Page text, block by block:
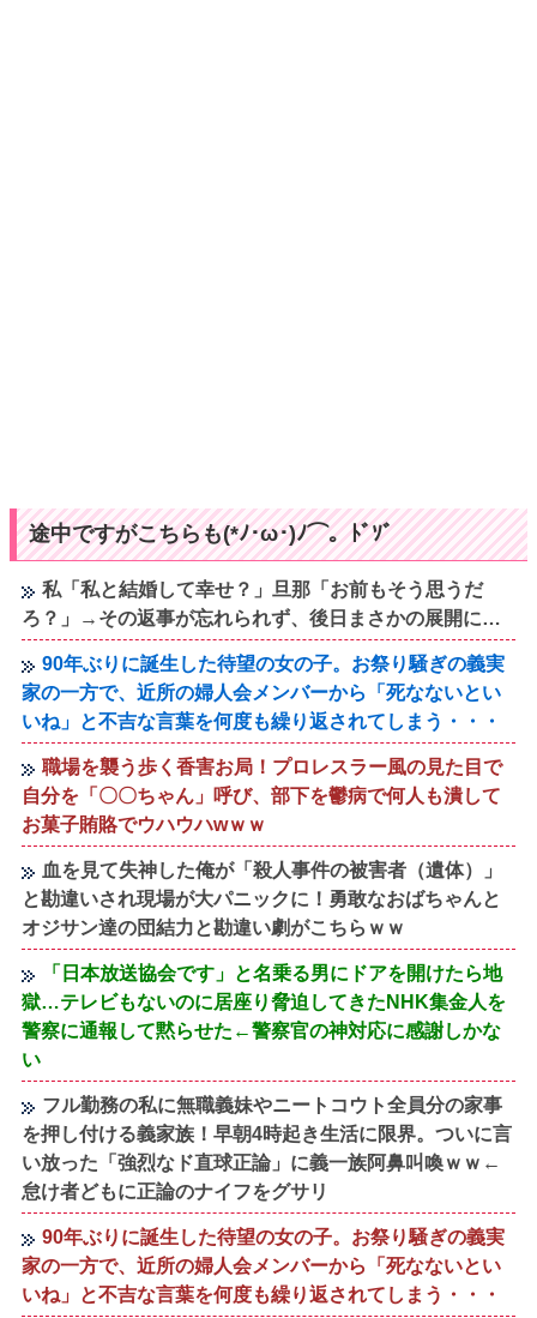
途中ですがこちらも(*ﾉ･ω･)ﾉ⌒。ﾄﾞｿﾞ
私「私と結婚して幸せ？」旦那「お前もそう思うだ
ろ？」→その返事が忘れられず、後日まさかの展開に…
90年ぶりに誕生した待望の女の子。お祭り騒ぎの義実
家の一方で、近所の婦人会メンバーから「死なないとい
いね」と不吉な言葉を何度も繰り返されてしまう・・・
職場を襲う歩く香害お局！プロレスラー風の見た目で
自分を「〇〇ちゃん」呼び、部下を鬱病で何人も潰して
お菓子賄賂でウハウハwｗｗ
血を見て失神した俺が「殺人事件の被害者（遺体）」
と勘違いされ現場が大パニックに！勇敢なおばちゃんと
オジサン達の団結力と勘違い劇がこちらｗｗ
「日本放送協会です」と名乗る男にドアを開けたら地
獄…テレビもないのに居座り脅迫してきたNHK集金人を
警察に通報して黙らせた←警察官の神対応に感謝しかな
い
フル勤務の私に無職義妹やニートコウト全員分の家事
を押し付ける義家族！早朝4時起き生活に限界。ついに言
い放った「強烈なド直球正論」に義一族阿鼻叫喚ｗｗ←
怠け者どもに正論のナイフをグサリ
90年ぶりに誕生した待望の女の子。お祭り騒ぎの義実
家の一方で、近所の婦人会メンバーから「死なないとい
いね」と不吉な言葉を何度も繰り返されてしまう・・・